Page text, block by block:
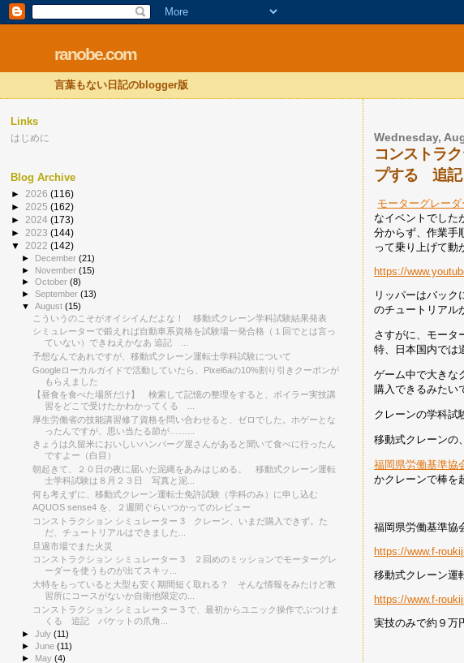
ranobe.com
言葉もない日記のblogger版
Wednesday,
コンストラ
プする 追記
モーターグレーダ
なイベントでした
分からず、作業手
って乗り上げて動
https://
リッパーはバッ
のチュートリアル
さすがに、モー
特、日本国内では
ゲーム中で大きな
購入できるみたい
クレーンの学科試
移動式クレーンの
福岡県労働基準協
かクレーンで棒を
福岡県労働基準協
https://www.f-
移動式クレーン運
https://www.f-
実技のみで約９万
Links
はじめに
Blog Archive
► 2026 (116)
► 2025 (162)
► 2024 (173)
► 2023 (144)
▼ 2022 (142)
► December(21)
► November(15)
►October(8)
►September(13)
▼August(15)
こういうのこそがオイシイんだよな！ 移動式クレーン学科試験結果発表
シミュレーターで鍛えれば自動車系資格を試験場一発合格（１回でとは言っ
ていない）できねえかなあ 追記 ...
予想なんであれですが、移動式クレーン運転士学科試験について
Googleローカルガイドで活動していたら、Pixel6aの10%割り引きクーポンが
もらえました
【昼食を食べた場所だけ】 検索して記憶の整理をすると、ボイラー実技講
習をどこで受けたかわかってくる ...
厚生労働省の技能講習修了資格を問い合わせると、ゼロでした。ホゲーとな
ったんですが、思い当たる節が……...
きょうは久留米においしいハンバーグ屋さんがあると聞いて食べに行ったん
ですよー（白目）
朝起きて、２０日の夜に届いた泥縄をあみはじめる。 移動式クレーン運転
士学科試験は８月２３日 写真と泥...
何も考えずに、移動式クレーン運転士免許試験（学科のみ）に申し込む
AQUOS sense4 を、２週間ぐらいつかってのレビュー
コンストラクション シミュレーター 3 クレーン、いまだ購入できず。た
だ、チュートリアルはできました...
旦過市場でまた火災
コンストラクション シミュレーター 3 ２回めのミッションでモーターグレ
ーダーを使うものが出てスキッ...
大特をもっていると大型も安く期間短く取れる？ そんな情報をみたけど教
習所にコースがないか自衛他限定の...
コンストラクション シミュレーター 3 で、最初からユニック操作でぶつけま
くる 追記 バケットの爪角...
►July(11)
►June(11)
► May(4)